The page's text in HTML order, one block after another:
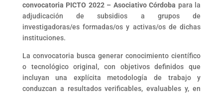
convocatoria PICTO 2022 – Asociativo Córdoba para la
adjudicación de subsidios a grupos de
investigadoras/es formadas/os y activas/os de dichas
instituciones.
La convocatoria busca generar conocimiento científico
o tecnológico original, con objetivos definidos que
incluyan una explícita metodología de trabajo y
conduzcan a resultados verificables, evaluables y, en